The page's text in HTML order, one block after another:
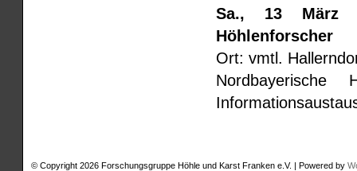
Sa., 13 März
Höhlenforscher
Ort: vmtl.
Nordbayerische
© Copyright 2026 Forschungsgruppe Höhle und Karst Franken e.V. | Powered by